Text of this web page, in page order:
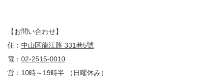
【お問い合わせ】
住： 中山区龍江路 331巷5號
電： 02-2515-0010
営：10時～19時半 （日曜休み）